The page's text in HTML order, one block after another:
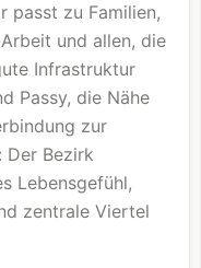
passt zu Familien,
und allen, die
Infrastruktur
Passy, die Nähe
zur
Der Bezirk
Lebensgefühl,
zentrale Viertel